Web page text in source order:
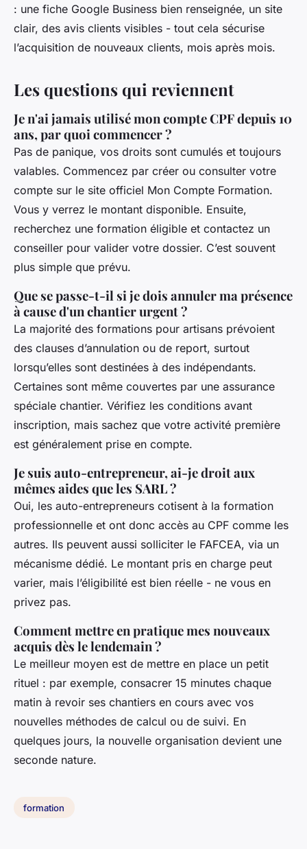
: une fiche Google Business bien renseignée, un site
clair, des avis clients visibles - tout cela sécurise
l’acquisition de nouveaux clients, mois après mois.
Les questions qui reviennent
Je n'ai jamais utilisé mon compte CPF depuis 10
ans, par quoi commencer ?
Pas de panique, vos droits sont cumulés et toujours
valables. Commencez par créer ou consulter votre
compte sur le site officiel Mon Compte Formation.
Vous y verrez le montant disponible. Ensuite,
recherchez une formation éligible et contactez un
conseiller pour valider votre dossier. C’est souvent
plus simple que prévu.
Que se passe-t-il si je dois annuler ma présence
à cause d'un chantier urgent ?
La majorité des formations pour artisans prévoient
des clauses d’annulation ou de report, surtout
lorsqu’elles sont destinées à des indépendants.
Certaines sont même couvertes par une assurance
spéciale chantier. Vérifiez les conditions avant
inscription, mais sachez que votre activité première
est généralement prise en compte.
Je suis auto-entrepreneur, ai-je droit aux
mêmes aides que les SARL ?
Oui, les auto-entrepreneurs cotisent à la formation
professionnelle et ont donc accès au CPF comme les
autres. Ils peuvent aussi solliciter le FAFCEA, via un
mécanisme dédié. Le montant pris en charge peut
varier, mais l’éligibilité est bien réelle - ne vous en
privez pas.
Comment mettre en pratique mes nouveaux
acquis dès le lendemain ?
Le meilleur moyen est de mettre en place un petit
rituel : par exemple, consacrer 15 minutes chaque
matin à revoir ses chantiers en cours avec vos
nouvelles méthodes de calcul ou de suivi. En
quelques jours, la nouvelle organisation devient une
seconde nature.
formation